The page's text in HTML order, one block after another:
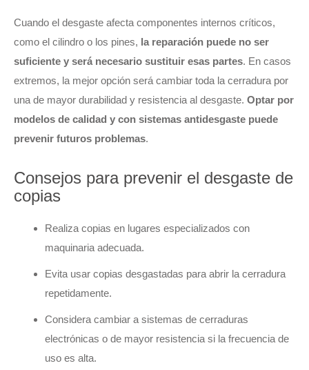
Cuando el desgaste afecta componentes internos críticos,
como el cilindro o los pines, la reparación puede no ser
suficiente y será necesario sustituir esas partes. En casos
extremos, la mejor opción será cambiar toda la cerradura por
una de mayor durabilidad y resistencia al desgaste. Optar por
modelos de calidad y con sistemas antidesgaste puede
prevenir futuros problemas.
Consejos para prevenir el desgaste de
copias
Realiza copias en lugares especializados con
maquinaria adecuada.
Evita usar copias desgastadas para abrir la cerradura
repetidamente.
Considera cambiar a sistemas de cerraduras
electrónicas o de mayor resistencia si la frecuencia de
uso es alta.